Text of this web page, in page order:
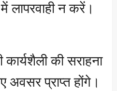
लापरवाही न करें।
की सराहना
प्राप्त होंगे।